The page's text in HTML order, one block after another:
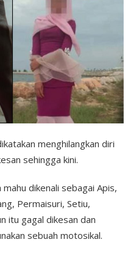
menghilangkan diri
sehingga kini.
dikenali sebagai Apis,
Permaisuri, Setiu,
itu gagal dikesan dan
sebuah motosikal.